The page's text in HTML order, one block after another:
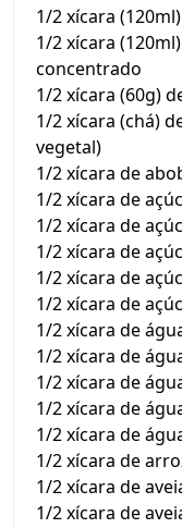
1/2 xícara
1/2 xícara
concentrado
1/2 xícara (60g)
1/2 xícara (chá)
vegetal)
1/2 xícara de
1/2 xícara de
1/2 xícara de
1/2 xícara de
1/2 xícara de
1/2 xícara de
1/2 xícara de
1/2 xícara de
1/2 xícara de
1/2 xícara de
1/2 xícara de
1/2 xícara de
1/2 xícara de
1/2 xícara de